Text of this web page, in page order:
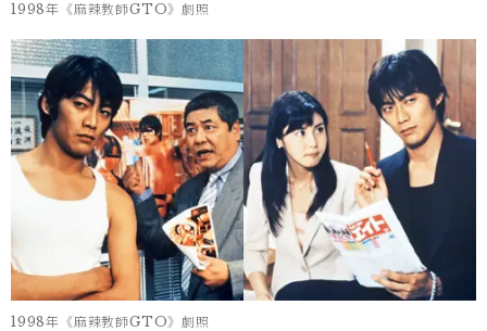
1998年《麻辣教師GTO》劇照
1998年《麻辣教師GTO》劇照